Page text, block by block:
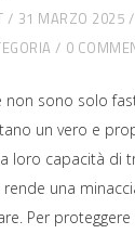
31 MARZO 2025
0
non sono solo
un vero e
loro capacità di
una
Per